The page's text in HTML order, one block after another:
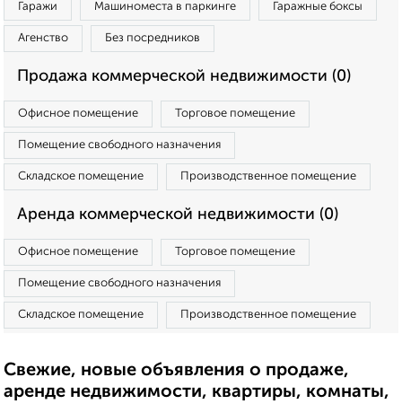
Гаражи Машиноместа в паркинге Гаражные боксы
Агенство Без посредников
Продажа коммерческой недвижимости (0)
Офисное помещение Торговое помещение
Помещение свободного назначения
Складское помещение Производственное помещение
Аренда коммерческой недвижимости (0)
Офисное помещение Торговое помещение
Помещение свободного назначения
Складское помещение Производственное помещение
Свежие, новые объявления о продаже,
аренде недвижимости, квартиры, комнаты,